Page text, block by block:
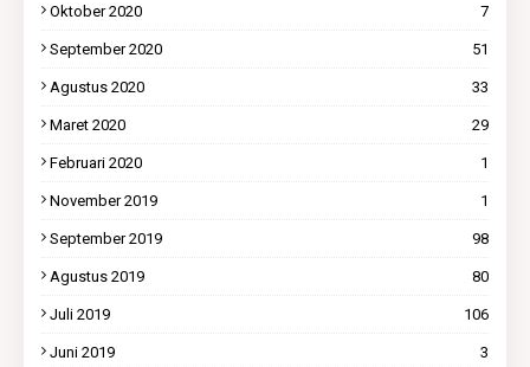
Oktober 2020 7
September 2020 51
Agustus 2020 33
Maret 2020 29
Februari 2020 1
November 2019 1
September 2019 98
Agustus 2019 80
Juli 2019 106
Juni 2019 3